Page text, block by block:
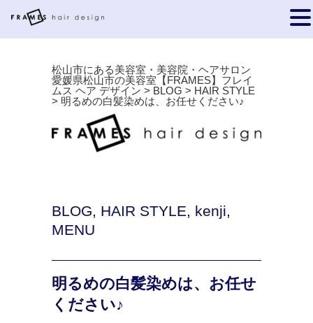
松山市にある美容室・美容院・ヘアサロン
愛媛県松山市の美容室【FRAMES】フレイ
ムス ヘア デザイン > BLOG > HAIR STYLE
> 明るめの白髪染めは、お任せください♪
BLOG, HAIR STYLE, kenji,
MENU
明るめの白髪染めは、お任せ
ください♪